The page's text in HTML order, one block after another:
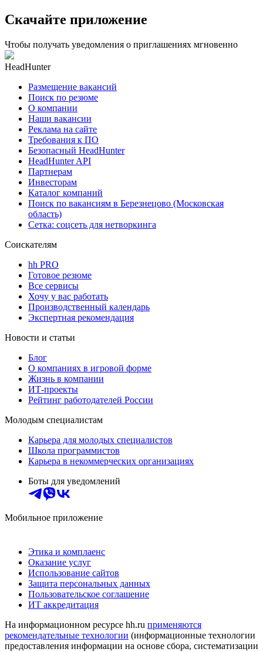
Скачайте приложение
Чтобы получать уведомления о приглашениях мгновенно
HeadHunter
Размещение вакансий
Поиск по резюме
О компании
Наши вакансии
Реклама на сайте
Требования к ПО
Безопасный HeadHunter
HeadHunter API
Партнерам
Инвесторам
Каталог компаний
Поиск по вакансиям в Березнецово (Московская
область)
Сетка: соцсеть для нетворкинга
Соискателям
hh PRO
Готовое резюме
Все сервисы
Хочу у вас работать
Производственный календарь
Экспертная рекомендация
Новости и статьи
Блог
О компаниях в игровой форме
Жизнь в компании
ИТ-проекты
Рейтинг работодателей России
Молодым специалистам
Карьера для молодых специалистов
Школа программистов
Карьера в некоммерческих организациях
Боты для уведомлений
Мобильное приложение
Этика и комплаенс
Оказание услуг
Использование сайтов
Защита персональных данных
Пользовательское соглашение
ИТ аккредитация
На информационном ресурсе hh.ru применяются
рекомендательные технологии (информационные технологии
предоставления информации на основе сбора, систематизации